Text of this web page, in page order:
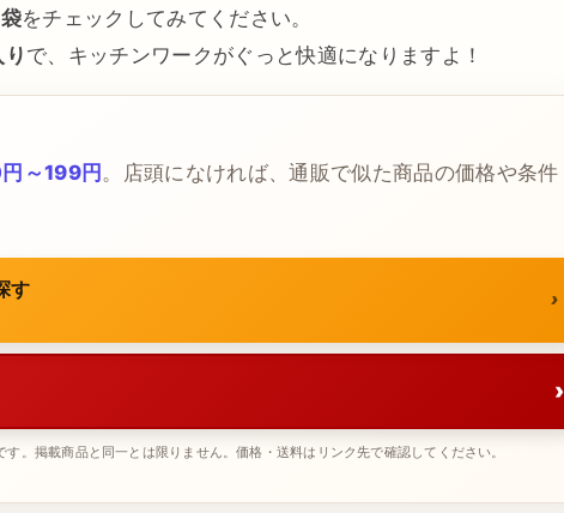
をチェックしてみてください。
で、キッチンワークがぐっと快適になりますよ！
～199円。店頭になければ、通販で似た商品の価格や条件
す
›
す。掲載商品と同一とは限りません。価格・送料はリンク先で確認してください。